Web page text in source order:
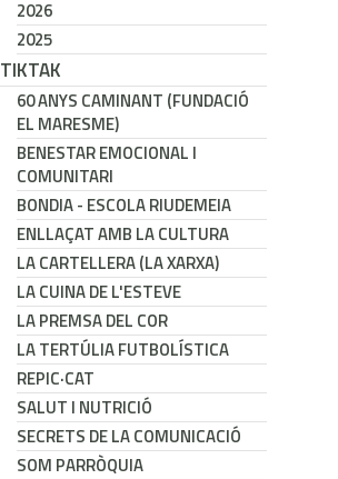
2026
2025
TIKTAK
60 ANYS CAMINANT (FUNDACIÓ
EL MARESME)
BENESTAR EMOCIONAL I
COMUNITARI
BONDIA - ESCOLA RIUDEMEIA
ENLLAÇAT AMB LA CULTURA
LA CARTELLERA (LA XARXA)
LA CUINA DE L'ESTEVE
LA PREMSA DEL COR
LA TERTÚLIA FUTBOLÍSTICA
REPIC·CAT
SALUT I NUTRICIÓ
SECRETS DE LA COMUNICACIÓ
SOM PARRÒQUIA